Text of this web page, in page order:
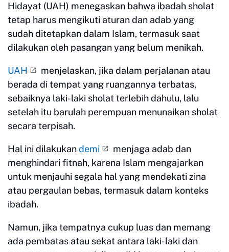
Hidayat (UAH) menegaskan bahwa ibadah sholat
tetap harus mengikuti aturan dan adab yang
sudah ditetapkan dalam Islam, termasuk saat
dilakukan oleh pasangan yang belum menikah.
UAH
menjelaskan, jika dalam perjalanan atau
berada di tempat yang ruangannya terbatas,
sebaiknya laki-laki sholat terlebih dahulu, lalu
setelah itu barulah perempuan menunaikan sholat
secara terpisah.
Hal ini dilakukandemi
menjaga adab dan
menghindari fitnah, karena Islam mengajarkan
untuk menjauhi segala hal yang mendekati zina
atau pergaulan bebas, termasuk dalam konteks
ibadah.
Namun, jika tempatnya cukup luas dan memang
ada pembatas atau sekat antara laki-laki dan